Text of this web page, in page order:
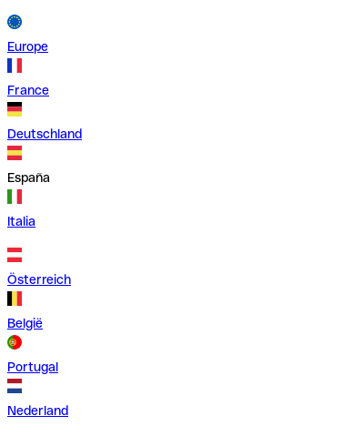
Europe
France
Deutschland
España
Italia
Österreich
België
Portugal
Nederland